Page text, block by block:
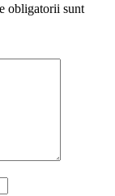
obligatorii sunt